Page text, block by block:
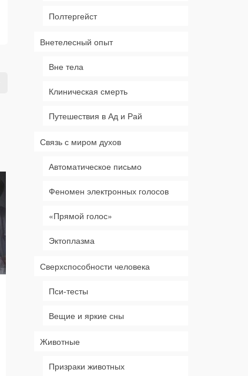
Состояние клинической
смерти
состояние» (клиническая смерть)
Раймондом Моуди в его…
далее
Полтергейст
Внетелесный опыт
Вне тела
Клиническая смерть
Путешествия в Ад и Рай
Связь с миром духов
Автоматическое письмо
Феномен электронных голосов
«Прямой голос»
Эктоплазма
Сверхспособности человека
Пси-тесты
Вещие и яркие сны
Животные
Призраки животных